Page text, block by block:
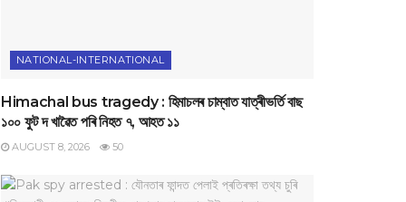
NATIONAL-INTERNATIONAL
Himachal bus tragedy : হিমাচলৰ চাম্বাত যাত্ৰীভৰ্তি বাছ
১০০ ফুট দ খাৱৈত পৰি নিহত ৭, আহত ১১
AUGUST 8, 2026 50